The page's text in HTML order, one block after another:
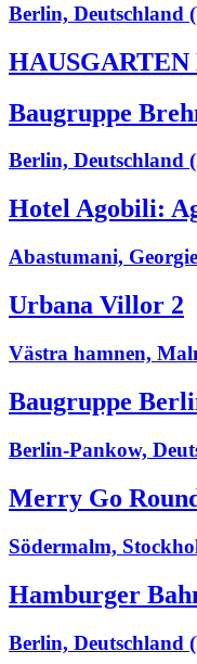
Berlin, Deutschland
HAUSGARTEN
Baugruppe
Berlin, Deutschland
Hotel Agobili:
Abastumani,
Urbana Villor 2
Västra hamnen,
Baugruppe
Berlin-Pankow,
Merry Go
Södermalm,
Hamburger
Berlin, Deutschland